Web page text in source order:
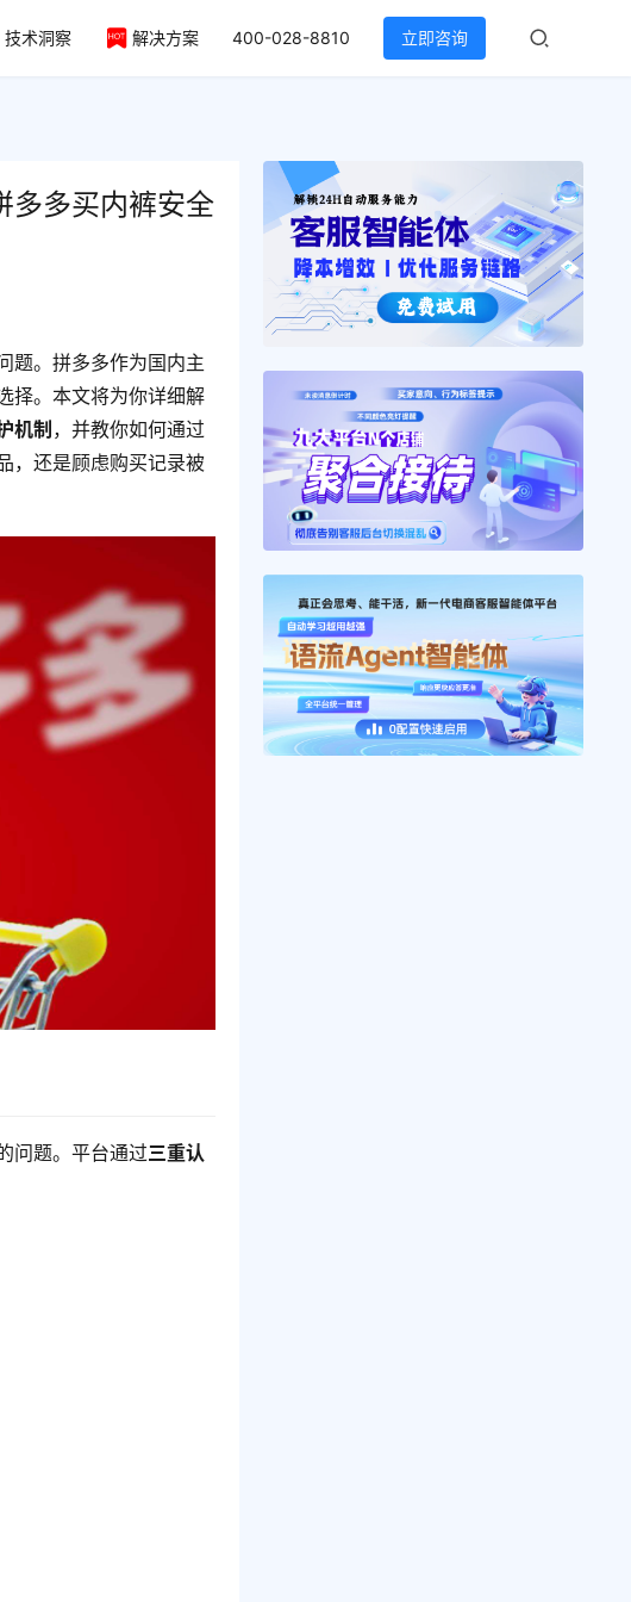
技术洞察 解决方案 400-028-8810 立即咨询
多多买内裤安全
题。拼多多作为国内主
择。本文将为你详细解
机制 ，并教你如何通过
，还是顾虑购买记录被
问题。平台通过三重认